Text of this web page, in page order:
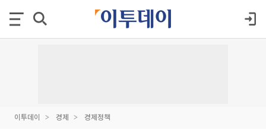
이투데이 경제 경제정책